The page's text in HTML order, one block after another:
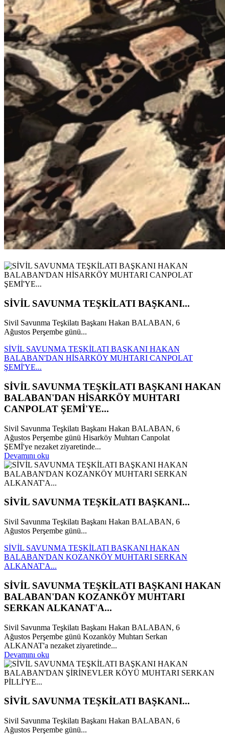
SİVİL SAVUNMA TEŞKİLATI BAŞKANI...
Sivil Savunma Teşkilatı Başkanı Hakan BALABAN, 6
Ağustos Perşembe günü...
SİVİL SAVUNMA TEŞKİLATI BAŞKANI HAKAN
BALABAN'DAN HİSARKÖY MUHTARI CANPOLAT
ŞEMİ'YE...
SİVİL SAVUNMA TEŞKİLATI BAŞKANI HAKAN
BALABAN'DAN HİSARKÖY MUHTARI
CANPOLAT ŞEMİ'YE...
Sivil Savunma Teşkilatı Başkanı Hakan BALABAN, 6
Ağustos Perşembe günü Hisarköy Muhtarı Canpolat
ŞEMİ'ye nezaket ziyaretinde...
Devamını oku
SİVİL SAVUNMA TEŞKİLATI BAŞKANI...
Sivil Savunma Teşkilatı Başkanı Hakan BALABAN, 6
Ağustos Perşembe günü...
SİVİL SAVUNMA TEŞKİLATI BAŞKANI HAKAN
BALABAN'DAN KOZANKÖY MUHTARI SERKAN
ALKANAT'A...
SİVİL SAVUNMA TEŞKİLATI BAŞKANI HAKAN
BALABAN'DAN KOZANKÖY MUHTARI
SERKAN ALKANAT'A...
Sivil Savunma Teşkilatı Başkanı Hakan BALABAN, 6
Ağustos Perşembe günü Kozanköy Muhtarı Serkan
ALKANAT'a nezaket ziyaretinde...
Devamını oku
SİVİL SAVUNMA TEŞKİLATI BAŞKANI...
Sivil Savunma Teşkilatı Başkanı Hakan BALABAN, 6
Ağustos Perşembe günü...